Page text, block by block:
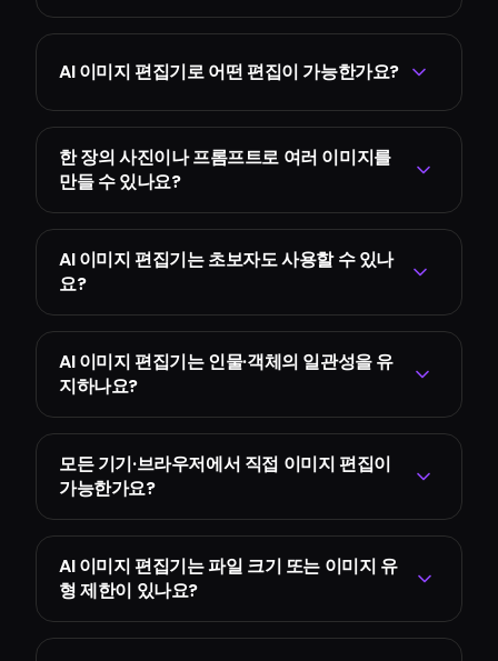
AI 이미지 편집기로 어떤 편집이 가능한가요?
한 장의 사진이나 프롬프트로 여러 이미지를
만들 수 있나요?
AI 이미지 편집기는 초보자도 사용할 수 있나
요?
AI 이미지 편집기는 인물·객체의 일관성을 유
지하나요?
모든 기기·브라우저에서 직접 이미지 편집이
가능한가요?
AI 이미지 편집기는 파일 크기 또는 이미지 유
형 제한이 있나요?